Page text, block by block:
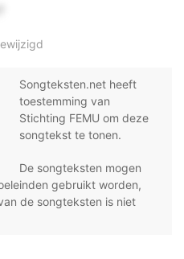
Songteksten.net heeft
toestemming van
Stichting FEMU om deze
songtekst te tonen.
De songteksten mogen
gebruikt worden,
de songteksten is niet